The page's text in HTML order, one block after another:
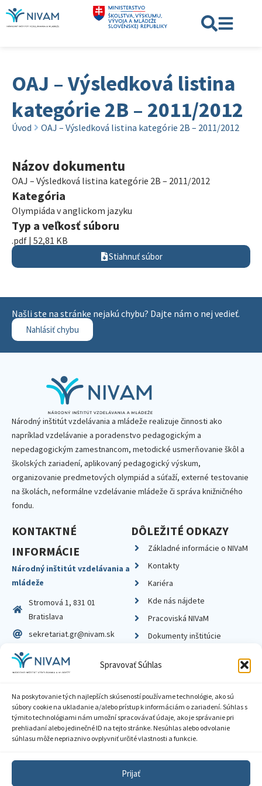
Spravovať Súhlas
Na poskytovanie tých najlepších skúseností používame technológie, ako sú
súbory cookie na ukladanie a/alebo prístup k informáciám o zariadení. Súhlas s
týmito technológiami nám umožní spracovávať údaje, ako je správanie pri
prehliadaní alebo jedinečné ID na tejto stránke. Nesúhlas alebo odvolanie
súhlasu môže nepriaznivo ovplyvniť určité vlastnosti a funkcie.
Prijať
OAJ – Výsledková listina
kategórie 2B – 2011/2012
Úvod OAJ – Výsledková listina kategórie 2B – 2011/2012
Názov dokumentu
OAJ – Výsledková listina kategórie 2B – 2011/2012
Kategória
Olympiáda v anglickom jazyku
Typ a veľkosť súboru
.pdf | 52,81 KB
Stiahnuť súbor
Našli ste na stránke nejakú chybu? Dajte nám o nej vedieť.
Nahlásiť chybu
Národný inštitút vzdelávania a mládeže realizuje činnosti ako
napríklad vzdelávanie a poradenstvo pedagogickým a
nepedagogickým zamestnancom, metodické usmerňovanie škôl a
školských zariadení, aplikovaný pedagogický výskum,
organizovanie predmetových olympiád a súťaží, externé testovanie
na školách, neformálne vzdelávanie mládeže či správa knižničného
fondu.
KONTAKTNÉ
INFORMÁCIE
Národný inštitút vzdelávania a
mládeže
Stromová 1, 831 01
Bratislava
sekretariat.gr@nivam.sk
IČO: 00164348
DIČ: 2020798714
DÔLEŽITÉ ODKAZY
Základné informácie o NIVaM
Kontakty
Kariéra
Kde nás nájdete
Pracoviská NIVaM
Dokumenty inštitúcie
Zásady ochrany súkromia
Sprístupnenie informácií